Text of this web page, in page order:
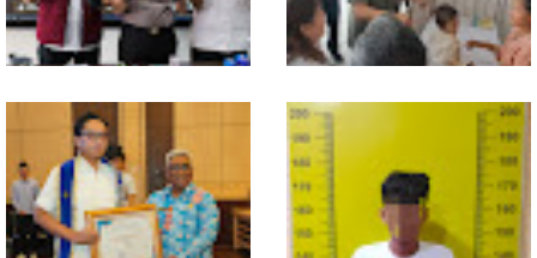
Bahan dari Kamboja, Polda
Sumut Bongkar Home Industri
Vape Mengandung Etomidate
Gubsu Bobby Pastikan Pasien
Rujukan dari Nias Tak
Terkendala Biaya Perjalanan
dan Rumah Singgah di Medan